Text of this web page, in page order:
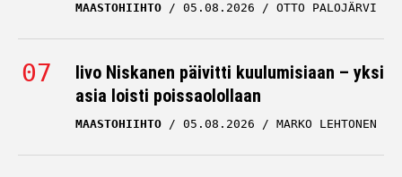
MAASTOHIIHTO 05.08.2026 OTTO PALOJÄRVI
Iivo Niskanen päivitti kuulumisiaan – yksi
asia loisti poissaolollaan
MAASTOHIIHTO 05.08.2026 MARKO LEHTONEN